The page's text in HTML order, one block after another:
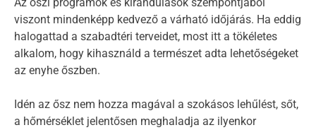
viszont mindenképp kedvező a várható időjárás. Ha eddig
halogattad a szabadtéri terveidet, most itt a tökéletes
alkalom, hogy kihasználd a természet adta lehetőségeket
az enyhe őszben.
Idén az ősz nem hozza magával a szokásos lehűlést, sőt,
a hőmérséklet jelentősen meghaladja az ilyenkor